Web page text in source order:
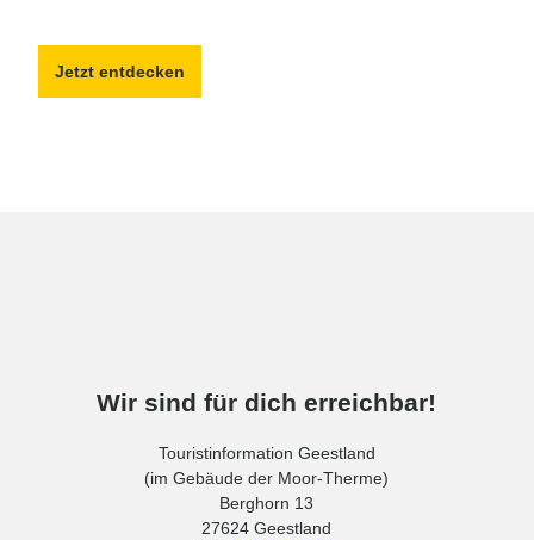
Jetzt entdecken
Wir sind für dich erreichbar!
Touristinformation Geestland
(im Gebäude der Moor-Therme)
Berghorn 13
27624 Geestland